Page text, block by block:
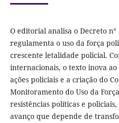
O editorial analisa o Decreto n°
regulamenta o uso da força
crescente letalidade policial.
internacionais, o texto inova
ações policiais e a criação do
Monitoramento do Uso da
resistências políticas e
avanço que depende de